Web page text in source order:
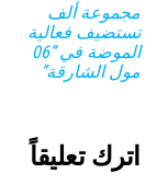
مجموعة ألف
تستضيف فعالية
الموضة في “06
مول الشارقة”
اترك تعليقاً